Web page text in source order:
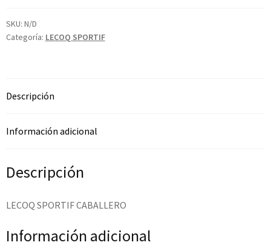
SKU: N/D
Categoría: LECOQ SPORTIF
Descripción
Información adicional
Descripción
LECOQ SPORTIF CABALLERO
Información adicional